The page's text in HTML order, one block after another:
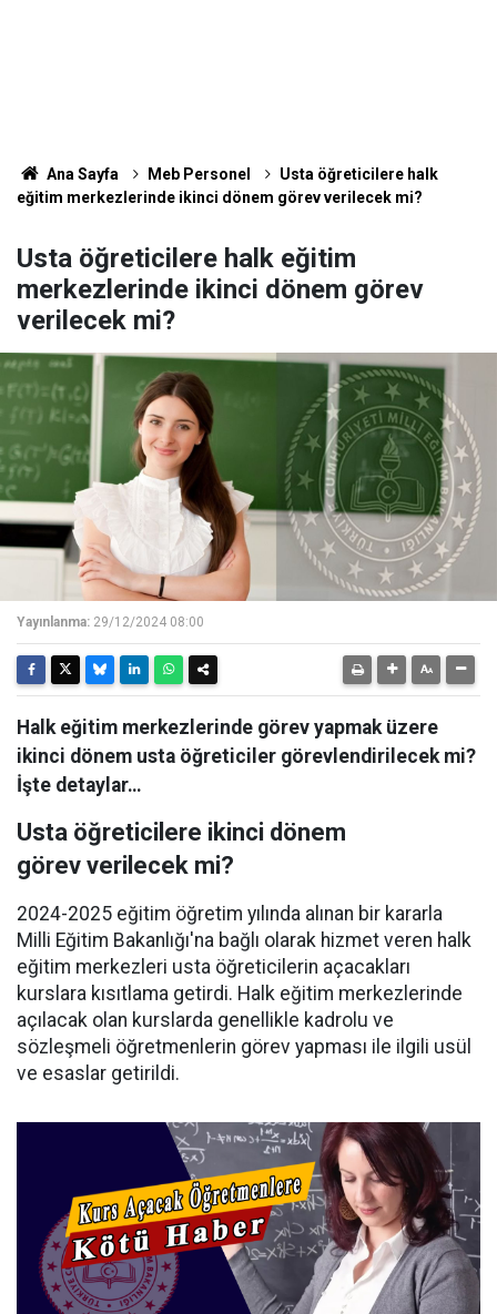
Ana Sayfa Meb Personel
Usta öğreticilere halk
eğitim merkezlerinde ikinci dönem görev verilecek mi?
Usta öğreticilere halk eğitim
merkezlerinde ikinci dönem görev
verilecek mi?
Yayınlanma: 29/12/2024 08:00
Halk eğitim merkezlerinde görev yapmak üzere
ikinci dönem usta öğreticiler görevlendirilecek mi?
İşte detaylar…
Usta öğreticilere ikinci dönem
görev verilecek mi?
2024-2025 eğitim öğretim yılında alınan bir kararla
Milli Eğitim Bakanlığı'na bağlı olarak hizmet veren halk
eğitim merkezleri usta öğreticilerin açacakları
kurslara kısıtlama getirdi. Halk eğitim merkezlerinde
açılacak olan kurslarda genellikle kadrolu ve
sözleşmeli öğretmenlerin görev yapması ile ilgili usül
ve esaslar getirildi.